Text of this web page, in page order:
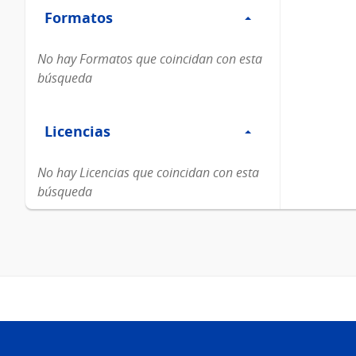
Formatos
Formatos
No hay Formatos que coincidan con esta
búsqueda
Licencias
Licencias
No hay Licencias que coincidan con esta
búsqueda